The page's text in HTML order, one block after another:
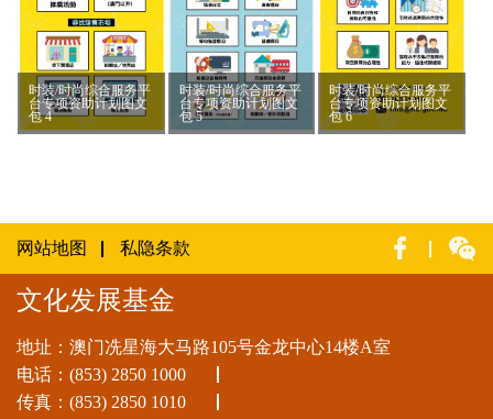
时装/时尚综合服务平
台专项资助计划图文
包 4
时装/时尚综合服务平
台专项资助计划图文
包 5
时装/时尚综合服务平
台专项资助计划图文
包 6
网站地图 私隐条款
文化发展基金
地址：澳门冼星海大马路105号金龙中心14楼A室
电话： (853) 2850 1000
传真：(853) 2850 1010